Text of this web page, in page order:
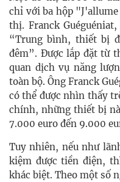
chỉ với ba hộp
thị. Franck
“Trung bình, thiết bị
đêm”. Được lắp đặt từ
quan dịch vụ năng
toàn bộ. Ông Franck
có thể được nhìn thấy
chính, những thiết bị
7.000 euro đến 9.000
Tuy nhiên, nếu như
kiệm được tiền điện,
khác biệt. Theo một số